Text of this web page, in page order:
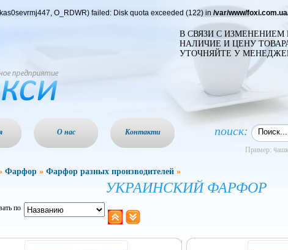
O_RDWR) failed: Disk quota exceeded (122) in /var/www/
В СВЯЗИ С
НАЛИЧИЕ И ЦЕНУ
УТОЧНЯЙТЕ У
О нас Контакти поиск:
Пример:
Фарфор » Фарфор разных производителей »
УКРАИНСКИЙ ФАРФОР
по